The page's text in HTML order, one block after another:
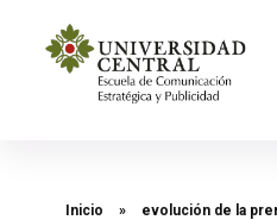
Inicio » evolución de la